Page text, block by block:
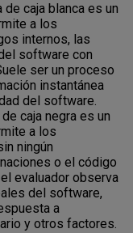
de caja blanca es un
a los
internos, las
software con
ser un proceso
instantánea
del software.
caja negra es un
a los
ningún
o el código
evaluador observa
del software,
a
y otros factores.